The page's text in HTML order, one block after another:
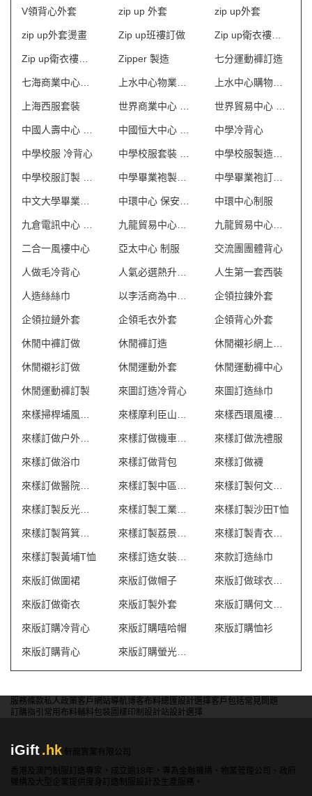
V領背心外套 zip up 外套 zip up外套
zip up外套燙畫 Zip up班褸訂做
Zipper 製造 七分運動褲訂造
上水中心物業管理會所制服
上海西服套裝
中學冷背心
中學校服 冷背心
中學畢業袍製造商 澳門
中環中心制服
九龍貿易中心一座 保安制服
二合一風褸中心 亞太中心 制服 交流團團體背心
人做毛冷背心 人氣必選熱升華外套 人生第一套西裝
人造絲絲巾 企領拉鍊外套
企領拉鏈外套 企領毛衣外套 企領背心外套
休閒中褲訂做 休閒褲訂造
休閒襯衫訂做 休閒運動外套 休閒運動褲中心
休閒運動褲訂製 來圖訂造冷背心 來圖訂造絲巾
來樣訂做洗禮服
來樣訂做浴巾 來樣訂做背包 來樣訂做襪
來樣訂製工業制服 澳門 來樣訂製沙田T恤
來樣訂製黃埔T恤 來樣訂造女裝潛水褲 來款訂造絲巾
來版訂做圍裙 來版訂做帽子
來版訂做衛衣 來版訂製外套
來版訂購冷背心 來版訂購嘻哈帽 來版訂購恤衫
來版訂購背心 來版訂購螢光背心
服務條款私人政策客戶 網站導航博客布料總匯設計選擇客戶包括常見問題
訂購指引 常用布料輔料包裝 圖樣印制 設計站設計選擇
iGift.hk
軒龍實業有限公司
香港及澳門制服訂造專家，成立逾18年，專為金融機構、物業管理公司、政府
機構及大型企業提供度身訂造制服設計及生產服務。